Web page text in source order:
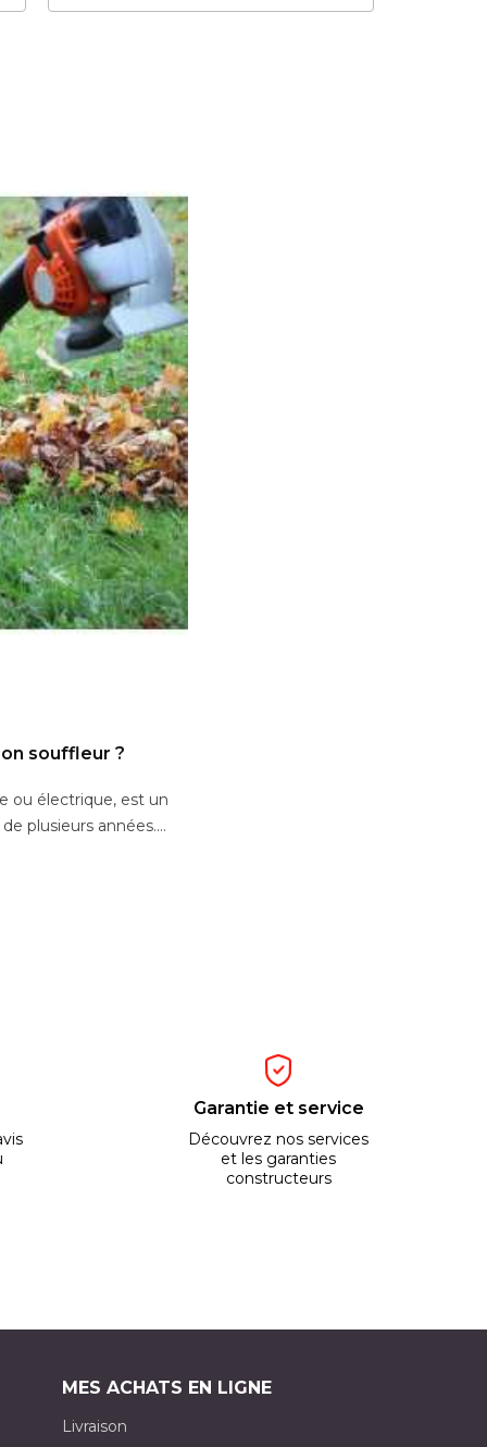
souffleur ?
ou électrique, est un
plusieurs années....
Garantie et service
Découvrez nos services
et les garanties
constructeurs
MES ACHATS EN LIGNE
Livraison